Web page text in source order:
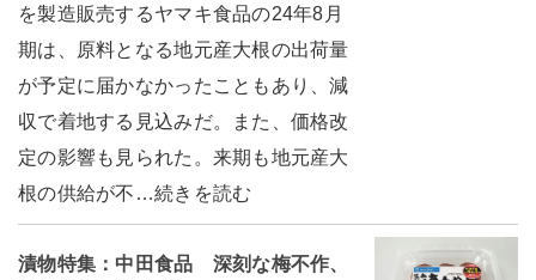
を製造販売するヤマキ食品の24年8月
期は、原料となる地元産大根の出荷量
が予定に届かなかったこともあり、減
収で着地する見込みだ。また、価格改
定の影響も見られた。来期も地元産大
根の供給が不…続きを読む
漬物特集：中田食品 深刻な梅不作、